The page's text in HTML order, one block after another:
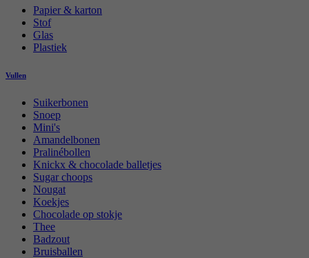
Papier & karton
Stof
Glas
Plastiek
Vullen
Suikerbonen
Snoep
Mini's
Amandelbonen
Pralinébollen
Knickx & chocolade balletjes
Sugar choops
Nougat
Koekjes
Chocolade op stokje
Thee
Badzout
Bruisballen